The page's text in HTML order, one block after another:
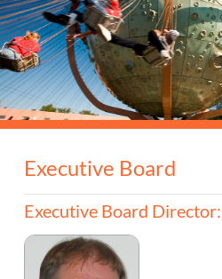
Executive Board
Executive Board Director: